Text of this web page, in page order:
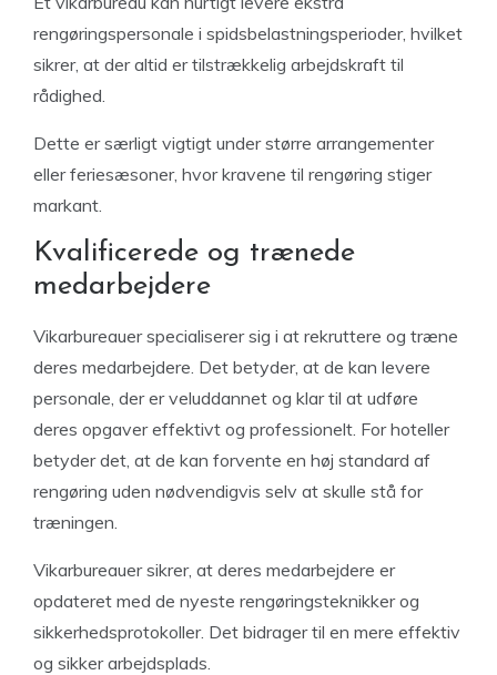
rengøringspersonale i spidsbelastningsperioder, hvilket
sikrer, at der altid er tilstrækkelig arbejdskraft til
rådighed.
Dette er særligt vigtigt under større arrangementer
eller feriesæsoner, hvor kravene til rengøring stiger
markant.
Kvalificerede og trænede
medarbejdere
Vikarbureauer specialiserer sig i at rekruttere og træne
deres medarbejdere. Det betyder, at de kan levere
personale, der er veluddannet og klar til at udføre
deres opgaver effektivt og professionelt. For hoteller
betyder det, at de kan forvente en høj standard af
rengøring uden nødvendigvis selv at skulle stå for
træningen.
Vikarbureauer sikrer, at deres medarbejdere er
opdateret med de nyeste rengøringsteknikker og
sikkerhedsprotokoller. Det bidrager til en mere effektiv
og sikker arbejdsplads.